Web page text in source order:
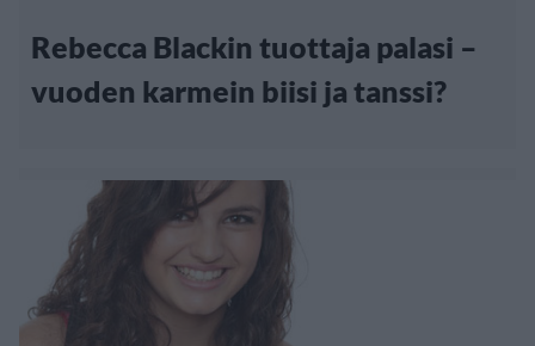
Rebecca Blackin tuottaja palasi –
vuoden karmein biisi ja tanssi?